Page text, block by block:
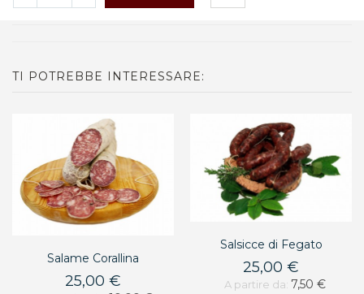
TI POTREBBE INTERESSARE:
Salame Corallina
25,00 €
Salsicce di Fegato
25,00 €
A partire da: 7,50 €